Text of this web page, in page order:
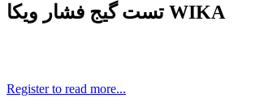
تست گیج فشار ویکا WIKA
Register to read more...